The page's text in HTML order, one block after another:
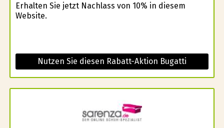
Erhalten Sie jetzt Nachlass von 10% in diesem
Website.
Nutzen Sie diesen Rabatt-Aktion Bugatti